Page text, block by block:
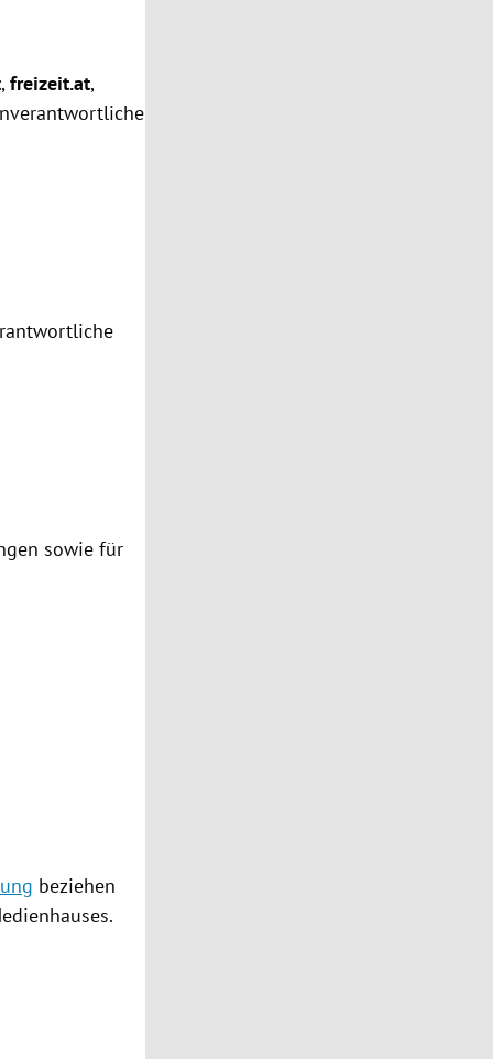
,freizeit.at,
sowie für
beziehen
.